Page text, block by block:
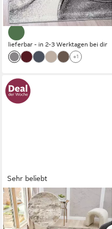
nur bis Dienstag
-59%
lieferbar - in 2-3 Werktagen bei dir
+1
Sehr beliebt
OTTO HOME
Teppich Hamsa, Designer-
Teppich, rechteckig, Höhe: 9